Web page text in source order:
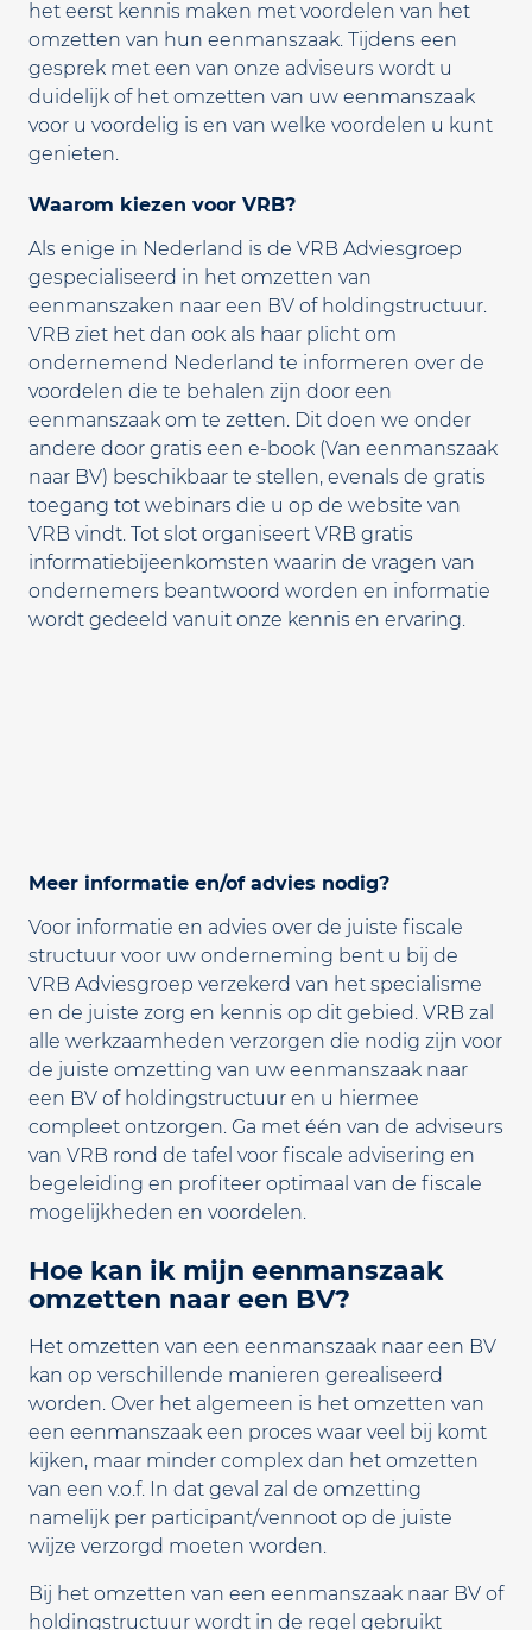
het eerst kennis maken met voordelen van het
omzetten van hun eenmanszaak. Tijdens een
gesprek met een van onze adviseurs wordt u
duidelijk of het omzetten van uw eenmanszaak
voor u voordelig is en van welke voordelen u kunt
genieten.
Waarom kiezen voor VRB?
Als enige in Nederland is de VRB Adviesgroep
gespecialiseerd in het omzetten van
eenmanszaken naar een BV of holdingstructuur.
VRB ziet het dan ook als haar plicht om
ondernemend Nederland te informeren over de
voordelen die te behalen zijn door een
eenmanszaak om te zetten. Dit doen we onder
andere door gratis een e-book (Van eenmanszaak
naar BV) beschikbaar te stellen, evenals de gratis
toegang tot webinars die u op de website van
VRB vindt. Tot slot organiseert VRB gratis
informatiebijeenkomsten waarin de vragen van
ondernemers beantwoord worden en informatie
wordt gedeeld vanuit onze kennis en ervaring.
Meer informatie en/of advies nodig?
Voor informatie en advies over de juiste fiscale
structuur voor uw onderneming bent u bij de
VRB Adviesgroep verzekerd van het specialisme
en de juiste zorg en kennis op dit gebied. VRB zal
alle werkzaamheden verzorgen die nodig zijn voor
de juiste omzetting van uw eenmanszaak naar
een BV of holdingstructuur en u hiermee
compleet ontzorgen. Ga met één van de adviseurs
van VRB rond de tafel voor fiscale advisering en
begeleiding en profiteer optimaal van de fiscale
mogelijkheden en voordelen.
Hoe kan ik mijn eenmanszaak
omzetten naar een BV?
Het omzetten van een eenmanszaak naar een BV
kan op verschillende manieren gerealiseerd
worden. Over het algemeen is het omzetten van
een eenmanszaak een proces waar veel bij komt
kijken, maar minder complex dan het omzetten
van een v.o.f. In dat geval zal de omzetting
namelijk per participant/vennoot op de juiste
wijze verzorgd moeten worden.
Bij het omzetten van een eenmanszaak naar BV of
holdingstructuur wordt in de regel gebruikt